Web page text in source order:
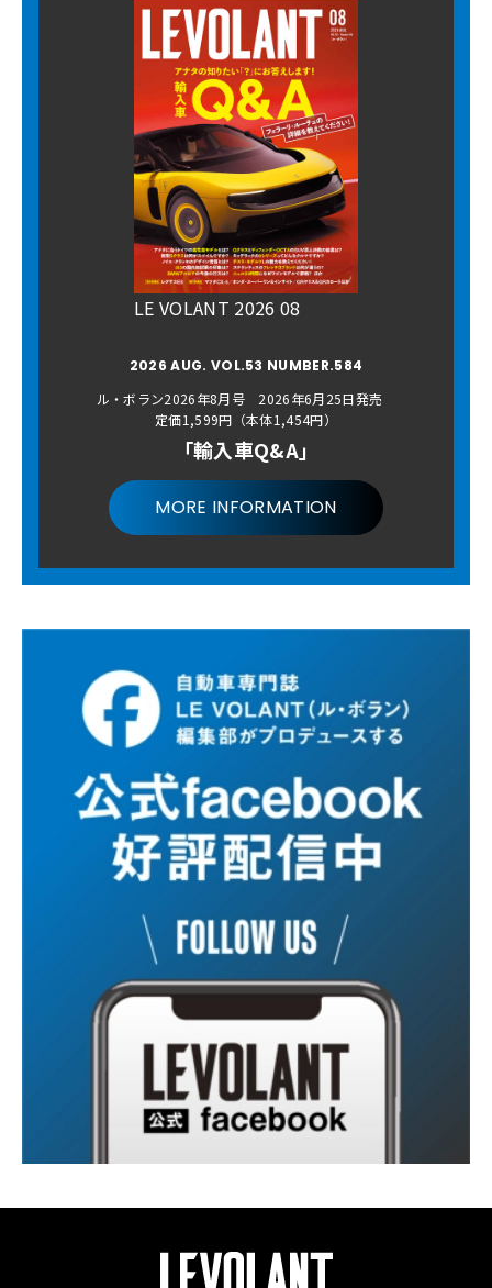
LE VOLANT 2026 08
2026 AUG. VOL.53 NUMBER.584
ル・ボラン2026年8月号 2026年6月25日発売
定価1,599円（本体1,454円）
「輸入車Q&A」
MORE INFORMATION